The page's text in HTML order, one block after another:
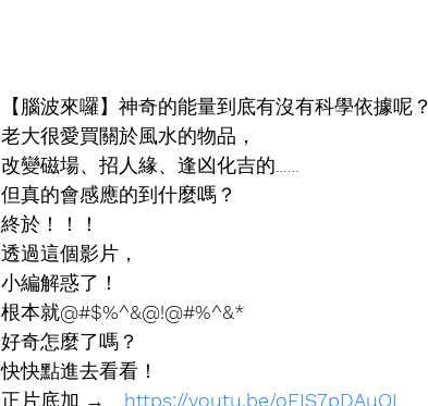
【腦波來囉】神奇的能量到底有沒有科學依據呢？
老大很愛買關於風水的物品，
改變磁場、招人緣、逢凶化吉的……
但真的會感應的到什麼嗎？
終於！！！
透過這個影片，
小編解惑了！
根本就@#$%^&@!@#%^&*
好奇怎麼了嗎？
快快點進去看看！
正片底加 → https://youtu.be/oEIS7pDAuOI